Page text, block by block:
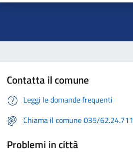
Contatta il comune
Leggi le domande frequenti
Chiama il comune 035/62.24.711
Problemi in città